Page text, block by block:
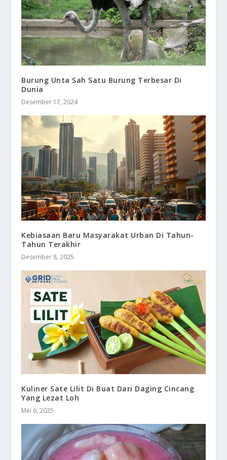
Burung Unta Sah Satu Burung Terbesar Di
Dunia
Desember 17, 2024
Kebiasaan Baru Masyarakat Urban Di Tahun-
Tahun Terakhir
Desember 8, 2025
Kuliner Sate Lilit Di Buat Dari Daging Cincang
Yang Lezat Loh
Mei 6, 2025